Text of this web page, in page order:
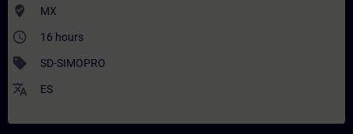
where_to_vote MX
access_time 16 hours
sell SD-SIMOPRO
translate ES